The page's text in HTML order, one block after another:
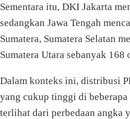
Sementara itu, DKI Jakarta
sedangkan Jawa Tengah
Sumatera, Sumatera Selatan
Sumatera Utara sebanyak 168
Dalam konteks ini, distribusi
yang cukup tinggi di
terlihat dari perbedaan angka